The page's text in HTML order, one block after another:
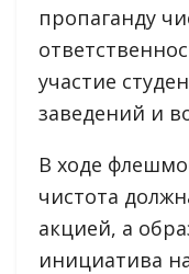
пропаганду
участие
заведений и
В ходе
чистота
акцией, а
инициатива